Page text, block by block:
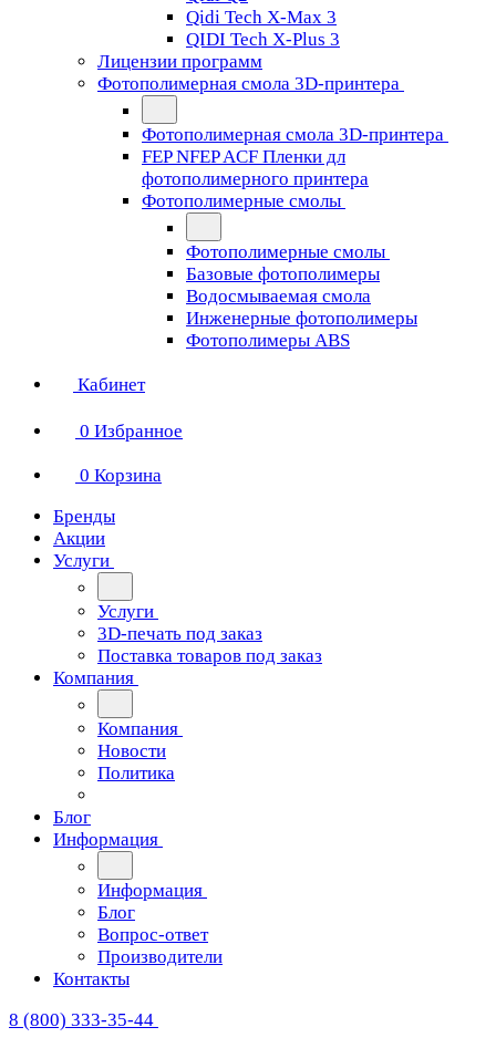
Qidi Tech X-Max 3
QIDI Tech X-Plus 3
Лицензии программ
Фотополимерная смола 3D-принтера
Фотополимерная смола 3D-принтера
FEP NFEP ACF Пленки дл
фотополимерного принтера
Фотополимерные смолы
Фотополимерные смолы
Базовые фотополимеры
Водосмываемая смола
Инженерные фотополимеры
Фотополимеры ABS
Кабинет
0 Избранное
0 Корзина
Бренды
Акции
Услуги
Услуги
3D-печать под заказ
Поставка товаров под заказ
Компания
Компания
Новости
Политика
Блог
Информация
Информация
Блог
Вопрос-ответ
Производители
Контакты
8 (800) 333-35-44